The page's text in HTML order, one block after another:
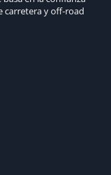
carretera y off-road